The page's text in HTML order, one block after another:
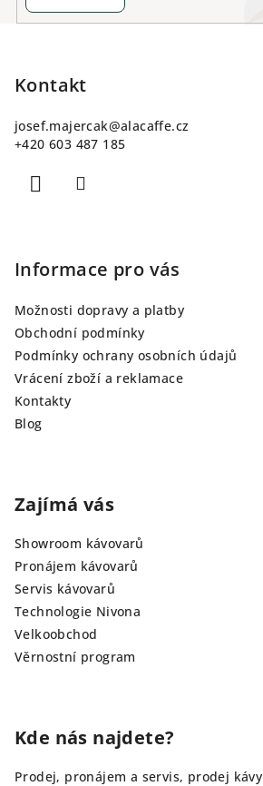
Kontakt
josef.majercak@alacaffe.cz
+420 603 487 185
Informace pro vás
Možnosti dopravy a platby
Obchodní podmínky
Podmínky ochrany osobních údajů
Vrácení zboží a reklamace
Kontakty
Blog
Zajímá vás
Showroom kávovarů
Pronájem kávovarů
Servis kávovarů
Technologie Nivona
Velkoobchod
Věrnostní program
Kde nás najdete?
Prodej, pronájem a servis, prodej kávy